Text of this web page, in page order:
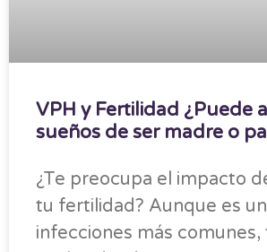
VPH y Fertilidad ¿Puede
sueños de ser madre o
¿Te preocupa el impacto
tu fertilidad? Aunque es
infecciones más